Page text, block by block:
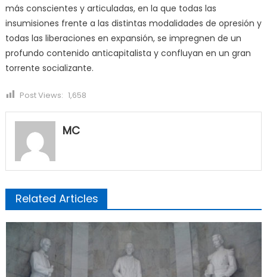
más conscientes y articuladas, en la que todas las
insumisiones frente a las distintas modalidades de opresión y
todas las liberaciones en expansión, se impregnen de un
profundo contenido anticapitalista y confluyan en un gran
torrente socializante.
Post Views: 1,658
MC
Related Articles